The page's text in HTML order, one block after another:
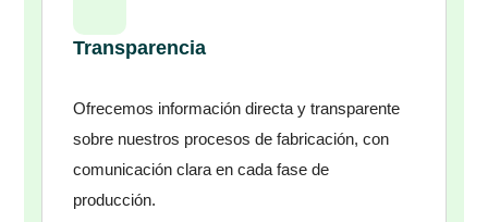
Transparencia
Ofrecemos información directa y transparente
sobre nuestros procesos de fabricación, con
comunicación clara en cada fase de
producción.